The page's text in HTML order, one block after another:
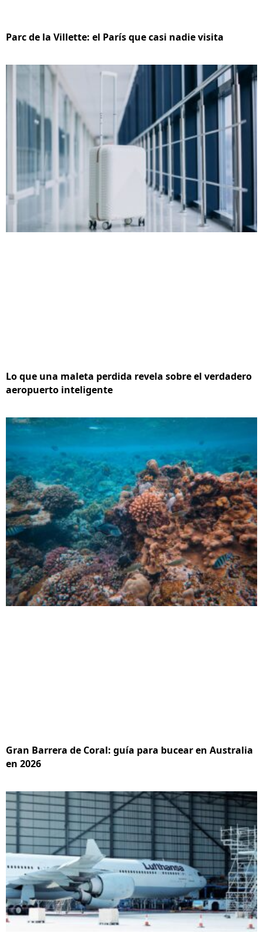
Parc de la Villette: el París que casi nadie visita
Lo que una maleta perdida revela sobre el verdadero
aeropuerto inteligente
Gran Barrera de Coral: guía para bucear en Australia
en 2026